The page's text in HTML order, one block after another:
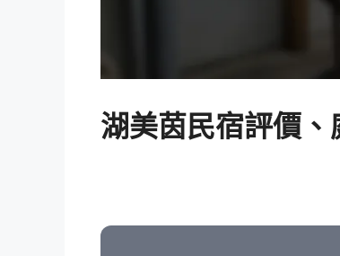
湖美茵民宿評價